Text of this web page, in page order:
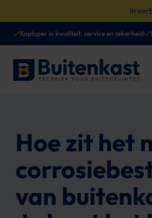
content
In
Koploper in kwaliteit, service en zekerheid
Hoe zit het
van